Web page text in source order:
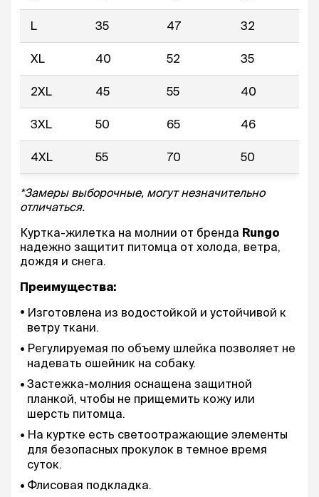
L 35 47 32
XL 40 52 35
2XL 45 55 40
3XL 50 65 46
4XL 55 70 50
*Замеры выборочные, могут незначительно
отличаться.
Куртка-жилетка на молнии от бренда Rungo
надежно защитит питомца от холода, ветра,
дождя и снега.
Преимущества:
Изготовлена из водостойкой и устойчивой к
ветру ткани.
Регулируемая по объему шлейка позволяет не
надевать ошейник на собаку.
Застежка-молния оснащена защитной
планкой, чтобы не прищемить кожу или
шерсть питомца.
На куртке есть светоотражающие элементы
для безопасных прокулок в темное время
суток.
Флисовая подкладка.